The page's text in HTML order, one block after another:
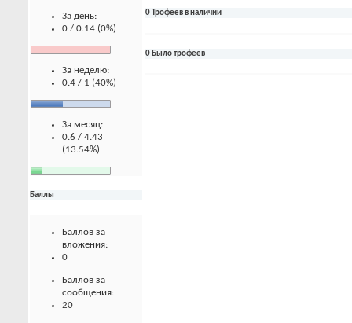
За день:
0 / 0.14 (0%)
За неделю:
0.4 / 1 (40%)
За месяц:
0.6 / 4.43
(13.54%)
Баллы
Баллов за
вложения:
0
Баллов за
сообщения:
20
0 Трофеев в наличии
0 Было трофеев